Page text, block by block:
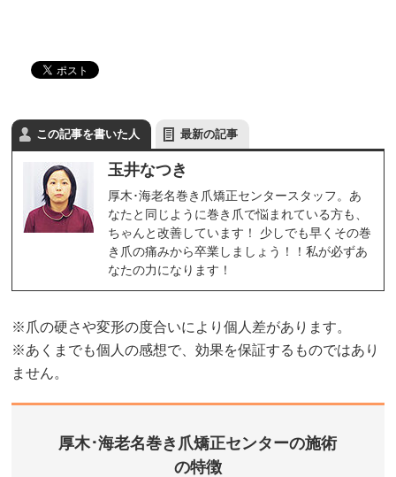
この記事を書いた人 最新の記事
玉井なつき
厚木･海老名巻き爪矯正センタースタッフ。あ
なたと同じように巻き爪で悩まれている方も、
ちゃんと改善しています！ 少しでも早くその巻
き爪の痛みから卒業しましょう！！私が必ずあ
なたの力になります！
※爪の硬さや変形の度合いにより個人差があります。
※あくまでも個人の感想で、効果を保証するものではあり
ません。
厚木･海老名巻き爪矯正センターの施術
の特徴